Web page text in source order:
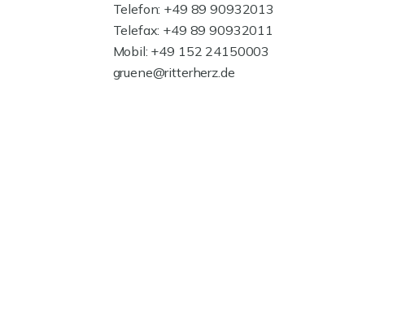
Telefon: +49 89 90932013
Telefax: +49 89 90932011
Mobil: +49 152 24150003
gruene@ritterherz.de